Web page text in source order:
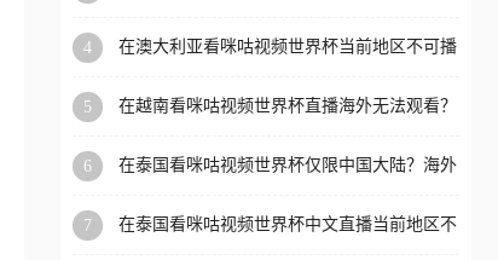
学、定居等，都可以使用，
扰。
4
在澳大利亚看咪咕视频世界杯当前地区不可播
5
在越南看咪咕视频世界杯直播海外无法观看？
6
在泰国看咪咕视频世界杯仅限中国大陆？海外
7
在泰国看咪咕视频世界杯中文直播当前地区不